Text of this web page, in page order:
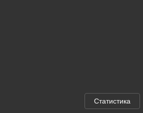
Статистика